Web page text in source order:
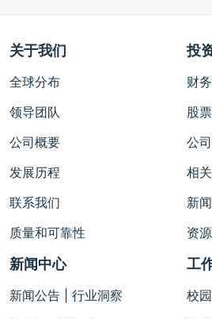
关于我们
全球分布
领导团队
公司概要
发展历程
联系我们
质量和可靠性
投
财
股
公
相
新
资
新闻中心
新闻公告 | 行业洞察
工
校